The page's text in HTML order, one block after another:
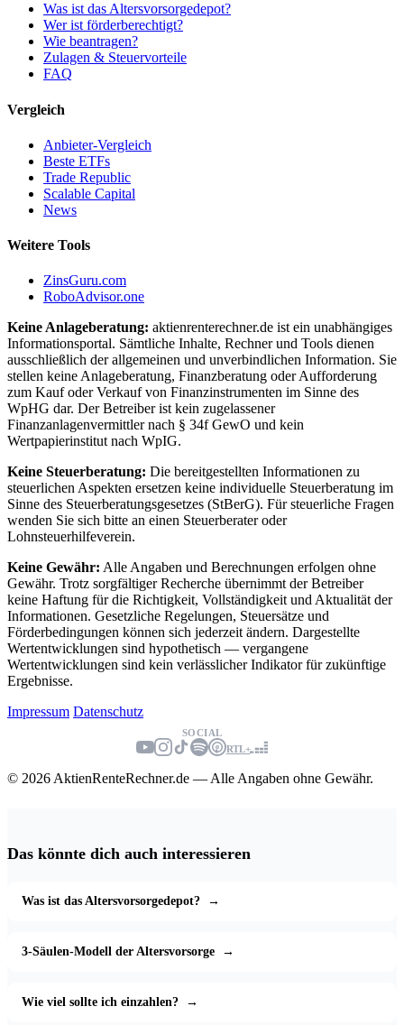
Was ist das Altersvorsorgedepot?
Wer ist förderberechtigt?
Wie beantragen?
Zulagen & Steuervorteile
FAQ
Vergleich
Anbieter-Vergleich
Beste ETFs
Trade Republic
Scalable Capital
News
Weitere Tools
ZinsGuru.com
RoboAdvisor.one
Keine Anlageberatung: aktienrenterechner.de ist ein unabhängiges
Informationsportal. Sämtliche Inhalte, Rechner und Tools dienen
ausschließlich der allgemeinen und unverbindlichen Information. Sie
stellen keine Anlageberatung, Finanzberatung oder Aufforderung
zum Kauf oder Verkauf von Finanzinstrumenten im Sinne des
WpHG dar. Der Betreiber ist kein zugelassener
Finanzanlagenvermittler nach § 34f GewO und kein
Wertpapierinstitut nach WpIG.
Keine Steuerberatung: Die bereitgestellten Informationen zu
steuerlichen Aspekten ersetzen keine individuelle Steuerberatung im
Sinne des Steuerberatungsgesetzes (StBerG). Für steuerliche Fragen
wenden Sie sich bitte an einen Steuerberater oder
Lohnsteuerhilfeverein.
Keine Gewähr: Alle Angaben und Berechnungen erfolgen ohne
Gewähr. Trotz sorgfältiger Recherche übernimmt der Betreiber
keine Haftung für die Richtigkeit, Vollständigkeit und Aktualität der
Informationen. Gesetzliche Regelungen, Steuersätze und
Förderbedingungen können sich jederzeit ändern. Dargestellte
Wertentwicklungen sind hypothetisch — vergangene
Wertentwicklungen sind kein verlässlicher Indikator für zukünftige
Ergebnisse.
Impressum Datenschutz
SOCIAL
RTL+
© 2026 AktienRenteRechner.de — Alle Angaben ohne Gewähr.
Das könnte dich auch interessieren
Was ist das Altersvorsorgedepot? →
3-Säulen-Modell der Altersvorsorge →
Wie viel sollte ich einzahlen? →